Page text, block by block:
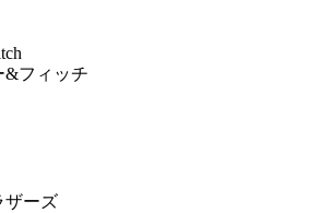
&フィッチ
ザーズ